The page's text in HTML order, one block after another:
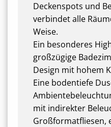
Deckenspots und
verbindet alle
Weise.
Ein besonderes
großzügige
Design mit hohem
Eine bodentiefe
mit indirekter
Großformatfliesen,